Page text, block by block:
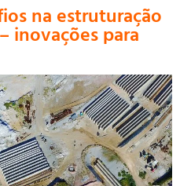
na estruturação
inovações para